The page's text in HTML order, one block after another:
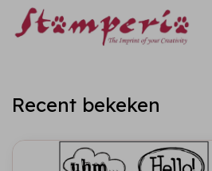
Recent bekeken